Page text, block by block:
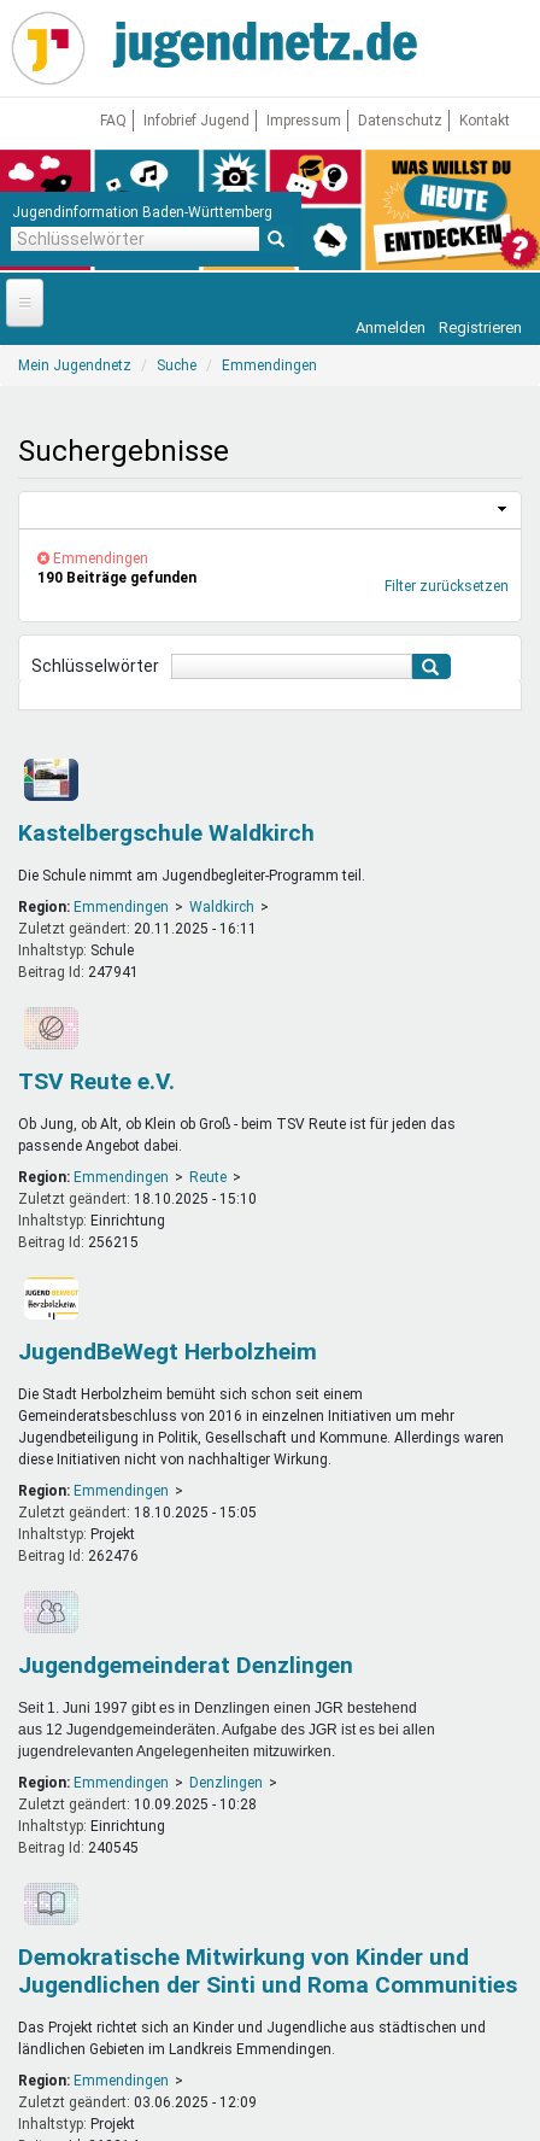
Direkt
zum
Inhalt
FAQ Infobrief Jugend Impressum Datenschutz Kontakt
Jugendinformation Baden-Württemberg
Startseite
Freizeit & Reisen
Mentoren & Projekte
Schule & Beruf
Anmelden Registrieren
Sie
Mein Jugendnetz Suche Emmendingen
Suchergebnisse
(-) Emmendingen-
Filter
Emmendingen
Filter zurücksetzen
190 Beiträge gefunden
Schlüsselwörter
Kastelbergschule Waldkirch
Die Schule nimmt am Jugendbegleiter-Programm teil.
Region: Emmendingen
Waldkirch
Zuletzt geändert: 20.11.2025 - 16:11
Inhaltstyp:
schule
Beitrag Id: 247941
TSV Reute e.V.
Ob Jung, ob Alt, ob Klein ob Groß - beim TSV Reute ist für jeden das
passende Angebot dabei.
Region: Emmendingen
Reute
Zuletzt geändert: 18.10.2025 - 15:10
Inhaltstyp:
einrichtung
Beitrag Id: 256215
JugendBeWegt Herbolzheim
Die Stadt Herbolzheim bemüht sich schon seit einem
Gemeinderatsbeschluss von 2016 in einzelnen Initiativen um mehr
Jugendbeteiligung in Politik, Gesellschaft und Kommune. Allerdings waren
diese Initiativen nicht von nachhaltiger Wirkung.
Region: Emmendingen
Zuletzt geändert: 18.10.2025 - 15:05
Inhaltstyp:
projekt
Beitrag Id: 262476
Jugendgemeinderat Denzlingen
Seit 1. Juni 1997 gibt es in Denzlingen einen JGR bestehend
aus 12 Jugendgemeinderäten. Aufgabe des JGR ist es bei allen
jugendrelevanten Angelegenheiten mitzuwirken.
Region: Emmendingen
Denzlingen
Zuletzt geändert: 10.09.2025 - 10:28
Inhaltstyp:
einrichtung
Beitrag Id: 240545
Demokratische Mitwirkung von Kinder und
Jugendlichen der Sinti und Roma Communities
Das Projekt richtet sich an Kinder und Jugendliche aus städtischen und
ländlichen Gebieten im Landkreis Emmendingen.
Region: Emmendingen
Zuletzt geändert: 03.06.2025 - 12:09
Inhaltstyp:
projekt